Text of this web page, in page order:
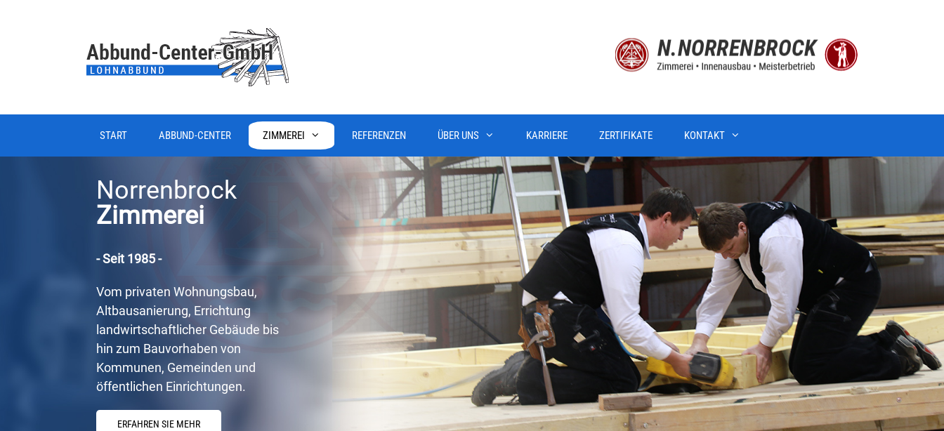
START ABBUND-CENTER ZIMMEREI REFERENZEN ÜBER UNS KARRIERE ZERTIFIKATE KONTAKT
Norrenbrock
Zimmerei
- Seit 1985 -
Vom privaten Wohnungsbau,
Altbausanierung, Errichtung
landwirtschaftlicher Gebäude bis
hin zum Bauvorhaben von
Kommunen, Gemeinden und
öffentlichen Einrichtungen.
ERFAHREN SIE MEHR